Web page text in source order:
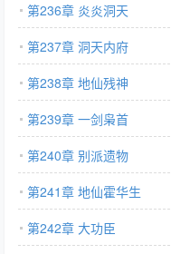
第236章 炎炎洞天
第237章 洞天内府
第238章 地仙残神
第239章 一剑枭首
第240章 别派遗物
第241章 地仙霍华生
第242章 大功臣